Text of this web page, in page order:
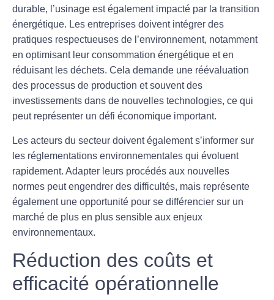
durable, l’usinage est également impacté par la transition
énergétique. Les entreprises doivent intégrer des
pratiques respectueuses de l’environnement, notamment
en optimisant leur consommation énergétique et en
réduisant les déchets. Cela demande une réévaluation
des processus de production et souvent des
investissements dans de nouvelles technologies, ce qui
peut représenter un défi économique important.
Les acteurs du secteur doivent également s’informer sur
les réglementations environnementales qui évoluent
rapidement. Adapter leurs procédés aux nouvelles
normes peut engendrer des difficultés, mais représente
également une opportunité pour se différencier sur un
marché de plus en plus sensible aux enjeux
environnementaux.
Réduction des coûts et
efficacité opérationnelle